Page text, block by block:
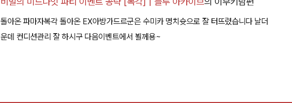
돌아온 파마자복각 돌아온 EX아방가드르군은 수미카 명치슛으로 잘 터뜨렸습니다 날더
운데 컨디션관리 잘 하시구 다음이벤트에서 뵐께용~